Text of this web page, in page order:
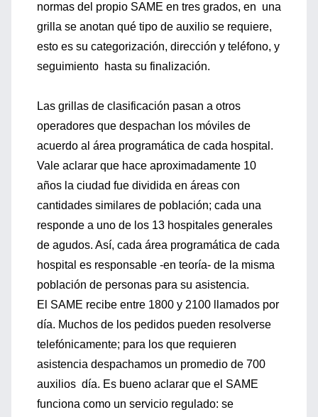
normas del propio SAME en tres grados, en una
grilla se anotan qué tipo de auxilio se requiere,
esto es su categorización, dirección y teléfono, y
seguimiento hasta su finalización.
Las grillas de clasificación pasan a otros
operadores que despachan los móviles de
acuerdo al área programática de cada hospital.
Vale aclarar que hace aproximadamente 10
años la ciudad fue dividida en áreas con
cantidades similares de población; cada una
responde a uno de los 13 hospitales generales
de agudos. Así, cada área programática de cada
hospital es responsable -en teoría- de la misma
población de personas para su asistencia.
El SAME recibe entre 1800 y 2100 llamados por
día. Muchos de los pedidos pueden resolverse
telefónicamente; para los que requieren
asistencia despachamos un promedio de 700
auxilios día. Es bueno aclarar que el SAME
funciona como un servicio regulado: se